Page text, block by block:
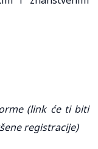
(link će ti biti
registracije)